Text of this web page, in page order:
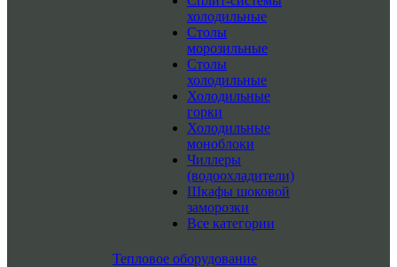
холодильные
Столы
морозильные
Столы
холодильные
Холодильные
горки
Холодильные
моноблоки
Чиллеры
(водоохладители)
Шкафы шоковой
заморозки
Все категории
Тепловое оборудование